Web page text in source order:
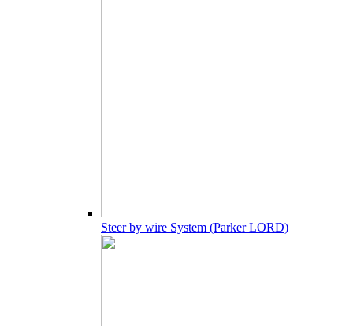
Steer by wire System (Parker LORD)